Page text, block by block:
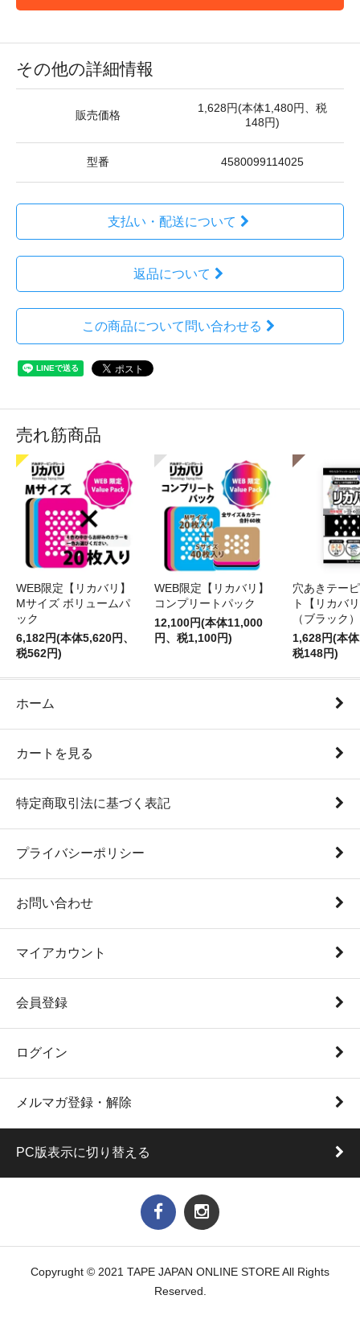
その他の詳細情報
販売価格
1,628円(本体1,480円、税
148円)
型番 4580099114025
支払い・配送について
返品について
この商品について問い合わせる
売れ筋商品
WEB限定【リカバリ】
Мサイズ ボリュームパ
ック
6,182円(本体5,620円、
税562円)
WEB限定【リカバリ】
コンプリートパック
12,100円(本体11,000
円、税1,100円)
穴あきテー
ト【リカバ
（ブラック）
1,628円(本
税148円)
ホーム
カートを見る
特定商取引法に基づく表記
プライバシーポリシー
お問い合わせ
マイアカウント
会員登録
ログイン
メルマガ登録・解除
PC版表示に切り替える
Copyrught © 2021 TAPE JAPAN ONLINE STORE All Rights
Reserved.